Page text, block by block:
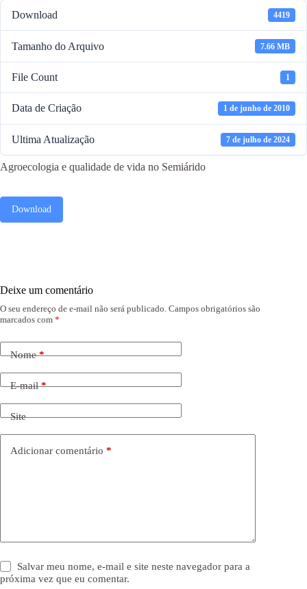
Download 4419
Tamanho do Arquivo 7.66 MB
File Count 1
Data de Criação 1 de junho de 2010
Ultima Atualização 7 de julho de 2024
Agroecologia e qualidade de vida no Semiárido
Download
Deixe um comentário
O seu endereço de e-mail não será publicado. Campos obrigatórios são
marcados com *
Nome*
E-mail*
Site
Adicionar comentário *
Salvar meu nome, e-mail e site neste navegador para a
próxima vez que eu comentar.